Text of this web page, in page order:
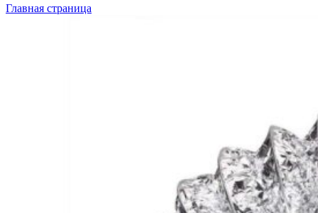
Главная страница